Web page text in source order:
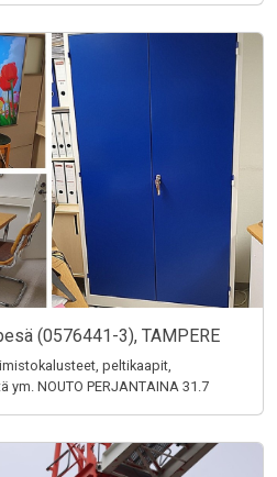
(0576441-3), TAMPERE
peltikaapit,
NOUTO PERJANTAINA 31.7